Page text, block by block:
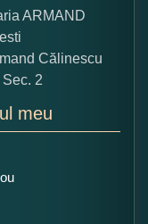
ARMAND
Călinescu
Sec. 2
meu